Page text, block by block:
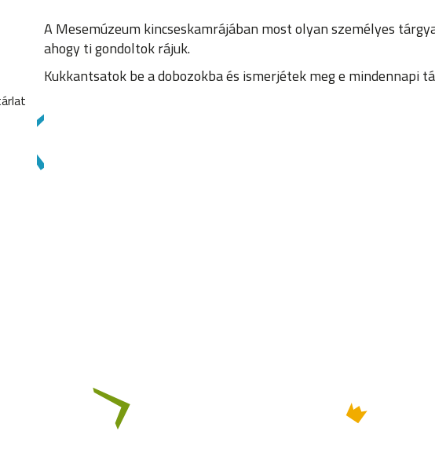
A Mesemúzeum kincseskamrájában most olyan személyes
ahogy ti gondoltok rájuk.
Kukkantsatok be a dobozokba és ismerjétek meg e mindennapi